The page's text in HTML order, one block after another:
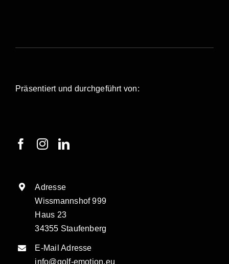
Präsentiert und durchgeführt von:
Adresse
Wissmannshof 999
Haus 23
34355 Staufenberg
E-Mail Adresse
info@golf-emotion.eu